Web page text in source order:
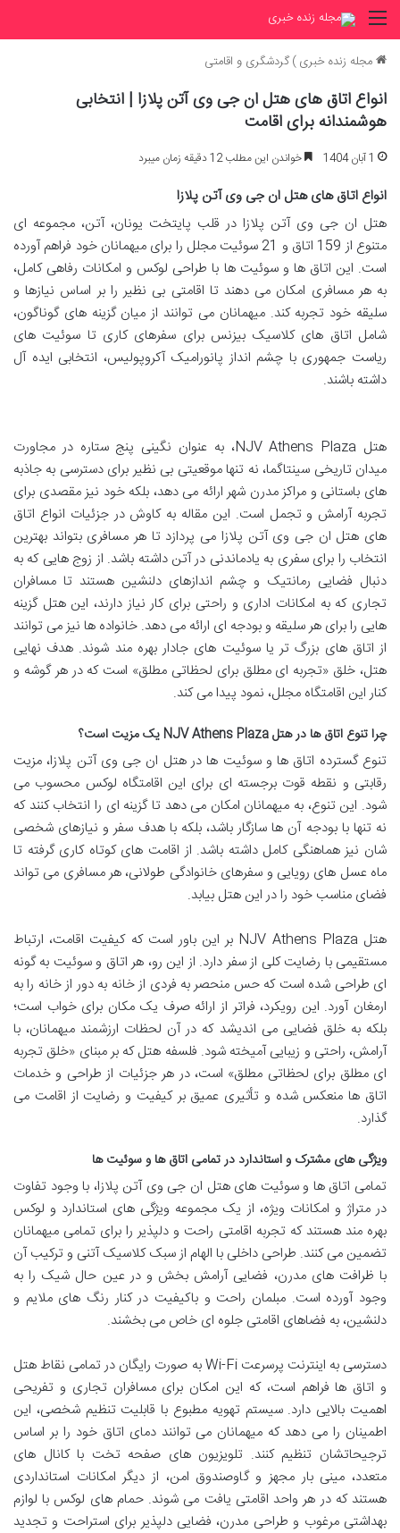
منو
مجله زنده خبری)گردشگری و اقامتی
انواع اتاق های هتل ان جی وی آتن پلازا | انتخابی
هوشمندانه برای اقامت
1 آبان 1404 خواندن این مطلب 12 دقیقه زمان میبرد
انواع اتاق های هتل ان جی وی آتن پلازا
هتل ان جی وی آتن پلازا در قلب پایتخت یونان، آتن، مجموعه ای
متنوع از 159 اتاق و 21 سوئیت مجلل را برای میهمانان خود فراهم آورده
است. این اتاق ها و سوئیت ها با طراحی لوکس و امکانات رفاهی کامل،
به هر مسافری امکان می دهند تا اقامتی بی نظیر را بر اساس نیازها و
سلیقه خود تجربه کند. میهمانان می توانند از میان گزینه های گوناگون،
شامل اتاق های کلاسیک بیزنس برای سفرهای کاری تا سوئیت های
ریاست جمهوری با چشم انداز پانورامیک آکروپولیس، انتخابی ایده آل
داشته باشند.
هتل NJV Athens Plaza، به عنوان نگینی پنج ستاره در مجاورت
میدان تاریخی سینتاگما، نه تنها موقعیتی بی نظیر برای دسترسی به جاذبه
های باستانی و مراکز مدرن شهر ارائه می دهد، بلکه خود نیز مقصدی برای
تجربه آرامش و تجمل است. این مقاله به کاوش در جزئیات انواع اتاق
های هتل ان جی وی آتن پلازا می پردازد تا هر مسافری بتواند بهترین
انتخاب را برای سفری به یادماندنی در آتن داشته باشد. از زوج هایی که به
دنبال فضایی رمانتیک و چشم اندازهای دلنشین هستند تا مسافران
تجاری که به امکانات اداری و راحتی برای کار نیاز دارند، این هتل گزینه
هایی را برای هر سلیقه و بودجه ای ارائه می دهد. خانواده ها نیز می توانند
از اتاق های بزرگ تر یا سوئیت های جادار بهره مند شوند. هدف نهایی
هتل، خلق «تجربه ای مطلق برای لحظاتی مطلق» است که در هر گوشه و
کنار این اقامتگاه مجلل، نمود پیدا می کند.
چرا تنوع اتاق ها در هتل NJV Athens Plaza یک مزیت است؟
تنوع گسترده اتاق ها و سوئیت ها در هتل ان جی وی آتن پلازا، مزیت
رقابتی و نقطه قوت برجسته ای برای این اقامتگاه لوکس محسوب می
شود. این تنوع، به میهمانان امکان می دهد تا گزینه ای را انتخاب کنند که
نه تنها با بودجه آن ها سازگار باشد، بلکه با هدف سفر و نیازهای شخصی
شان نیز هماهنگی کامل داشته باشد. از اقامت های کوتاه کاری گرفته تا
ماه عسل های رویایی و سفرهای خانوادگی طولانی، هر مسافری می تواند
فضای مناسب خود را در این هتل بیابد.
هتل NJV Athens Plaza بر این باور است که کیفیت اقامت، ارتباط
مستقیمی با رضایت کلی از سفر دارد. از این رو، هر اتاق و سوئیت به گونه
ای طراحی شده است که حس منحصر به فردی از خانه به دور از خانه را به
ارمغان آورد. این رویکرد، فراتر از ارائه صرف یک مکان برای خواب است؛
بلکه به خلق فضایی می اندیشد که در آن لحظات ارزشمند میهمانان، با
آرامش، راحتی و زیبایی آمیخته شود. فلسفه هتل که بر مبنای «خلق تجربه
ای مطلق برای لحظاتی مطلق» است، در هر جزئیات از طراحی و خدمات
اتاق ها منعکس شده و تأثیری عمیق بر کیفیت و رضایت از اقامت می
گذارد.
ویژگی های مشترک و استاندارد در تمامی اتاق ها و سوئیت ها
تمامی اتاق ها و سوئیت های هتل ان جی وی آتن پلازا، با وجود تفاوت
در متراژ و امکانات ویژه، از یک مجموعه ویژگی های استاندارد و لوکس
بهره مند هستند که تجربه اقامتی راحت و دلپذیر را برای تمامی میهمانان
تضمین می کنند. طراحی داخلی با الهام از سبک کلاسیک آتنی و ترکیب آن
با ظرافت های مدرن، فضایی آرامش بخش و در عین حال شیک را به
وجود آورده است. مبلمان راحت و باکیفیت در کنار رنگ های ملایم و
دلنشین، به فضاهای اقامتی جلوه ای خاص می بخشند.
دسترسی به اینترنت پرسرعت Wi-Fi به صورت رایگان در تمامی نقاط هتل
و اتاق ها فراهم است، که این امکان برای مسافران تجاری و تفریحی
اهمیت بالایی دارد. سیستم تهویه مطبوع با قابلیت تنظیم شخصی، این
اطمینان را می دهد که میهمانان می توانند دمای اتاق خود را بر اساس
ترجیحاتشان تنظیم کنند. تلویزیون های صفحه تخت با کانال های
متعدد، مینی بار مجهز و گاوصندوق امن، از دیگر امکانات استانداردی
هستند که در هر واحد اقامتی یافت می شوند. حمام های لوکس با لوازم
بهداشتی مرغوب و طراحی مدرن، فضایی دلپذیر برای استراحت و تجدید